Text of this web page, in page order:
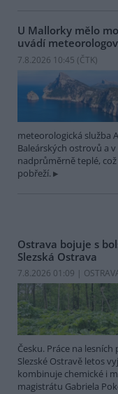
U Mallorky mělo
uvádí
7.8.2026 10:45 (ČTK)
meteorologická služba
Baleárských ostrovů a
nadprůměrně teplé,
pobřeží.
Ostrava bojuje s
Slezská Ostrava
7.8.2026 01:09 |
Česku. Práce na
Slezské Ostravě letos
kombinuje chemické i
magistrátu Gabriela